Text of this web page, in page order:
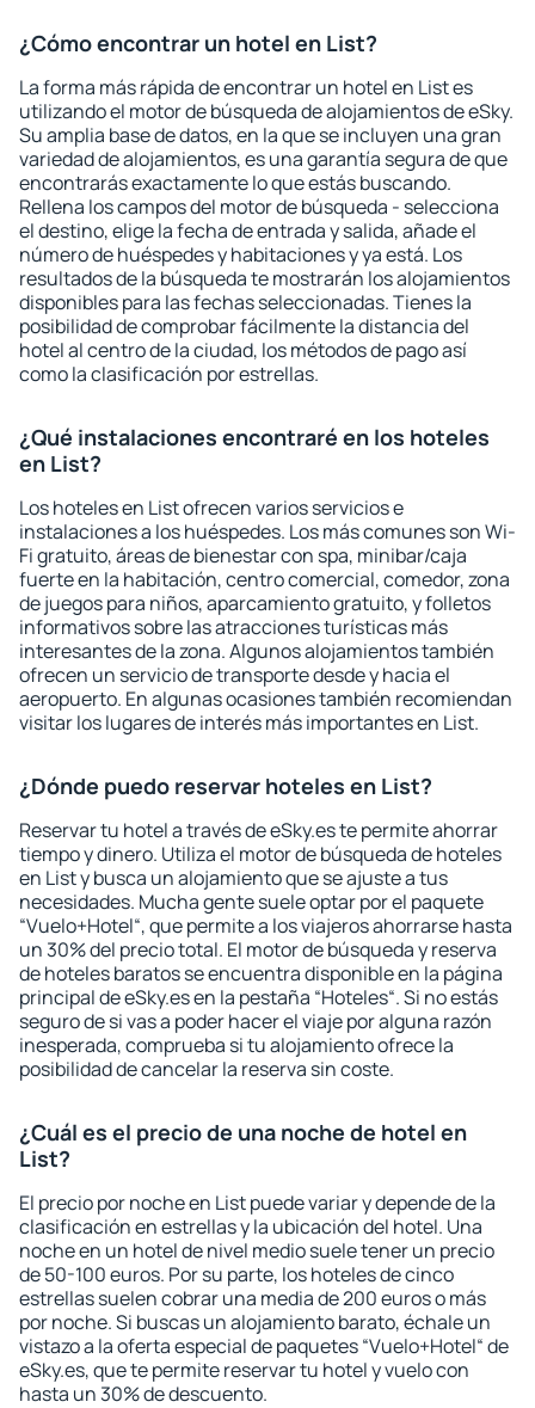
¿Cómo encontrar un hotel en List?
La forma más rápida de encontrar un hotel en List es
utilizando el motor de búsqueda de alojamientos de eSky.
Su amplia base de datos, en la que se incluyen una gran
variedad de alojamientos, es una garantía segura de que
encontrarás exactamente lo que estás buscando.
Rellena los campos del motor de búsqueda - selecciona
el destino, elige la fecha de entrada y salida, añade el
número de huéspedes y habitaciones y ya está. Los
resultados de la búsqueda te mostrarán los alojamientos
disponibles para las fechas seleccionadas. Tienes la
posibilidad de comprobar fácilmente la distancia del
hotel al centro de la ciudad, los métodos de pago así
como la clasificación por estrellas.
¿Qué instalaciones encontraré en los hoteles
en List?
Los hoteles en List ofrecen varios servicios e
instalaciones a los huéspedes. Los más comunes son Wi-
Fi gratuito, áreas de bienestar con spa, minibar/caja
fuerte en la habitación, centro comercial, comedor, zona
de juegos para niños, aparcamiento gratuito, y folletos
informativos sobre las atracciones turísticas más
interesantes de la zona. Algunos alojamientos también
ofrecen un servicio de transporte desde y hacia el
aeropuerto. En algunas ocasiones también recomiendan
visitar los lugares de interés más importantes en List.
¿Dónde puedo reservar hoteles en List?
Reservar tu hotel a través de eSky.es te permite ahorrar
tiempo y dinero. Utiliza el motor de búsqueda de hoteles
en List y busca un alojamiento que se ajuste a tus
necesidades. Mucha gente suele optar por el paquete
“Vuelo+Hotel“, que permite a los viajeros ahorrarse hasta
un 30% del precio total. El motor de búsqueda y reserva
de hoteles baratos se encuentra disponible en la página
principal de eSky.es en la pestaña “Hoteles“. Si no estás
seguro de si vas a poder hacer el viaje por alguna razón
inesperada, comprueba si tu alojamiento ofrece la
posibilidad de cancelar la reserva sin coste.
¿Cuál es el precio de una noche de hotel en
List?
El precio por noche en List puede variar y depende de la
clasificación en estrellas y la ubicación del hotel. Una
noche en un hotel de nivel medio suele tener un precio
de 50-100 euros. Por su parte, los hoteles de cinco
estrellas suelen cobrar una media de 200 euros o más
por noche. Si buscas un alojamiento barato, échale un
vistazo a la oferta especial de paquetes “Vuelo+Hotel“ de
eSky.es, que te permite reservar tu hotel y vuelo con
hasta un 30% de descuento.